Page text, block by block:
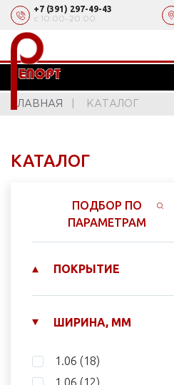
+7 (391) 297-49-43
с 10:00‒20:00
ГЛАВНАЯ КАТАЛОГ
КАТАЛОГ
ПОДБОР ПО
ПАРАМЕТРАМ
ПОКРЫТИЕ
ШИРИНА, ММ
1.06 (18)
1,06 (12)